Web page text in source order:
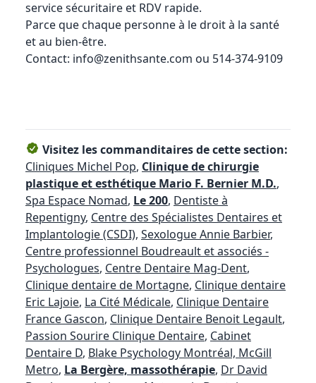
service sécuritaire et RDV rapide.
Parce que chaque personne à le droit à la santé
et au bien-être.
Contact: info@zenithsante.com ou 514-374-9109
Visitez les commanditaires de cette section:
Cliniques Michel Pop, Clinique de chirurgie
plastique et esthétique Mario F. Bernier M.D.,
Spa Espace Nomad, Le 200, Dentiste à
Repentigny, Centre des Spécialistes Dentaires et
Implantologie (CSDI), Sexologue Annie Barbier,
Centre professionnel Boudreault et associés -
Psychologues, Centre Dentaire Mag-Dent,
Clinique dentaire de Mortagne, Clinique dentaire
Eric Lajoie, La Cité Médicale, Clinique Dentaire
France Gascon, Clinique Dentaire Benoit Legault,
Passion Sourire Clinique Dentaire, Cabinet
Dentaire D, Blake Psychology Montréal, McGill
Metro, La Bergère, massothérapie, Dr David